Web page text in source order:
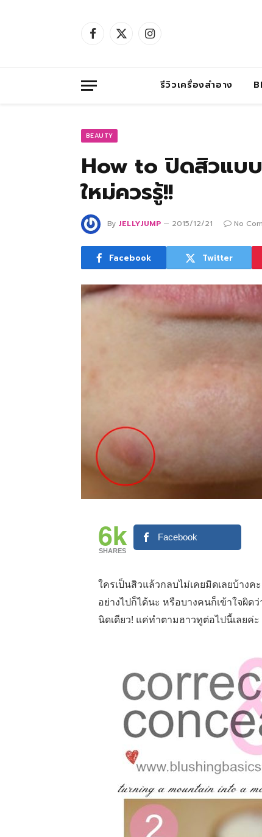
Facebook
X
Instagram
รีวิวเครื่องสำอาง
BEAUTY
How to ปิดสิวแบ
ใหม่ควรรู้!!
By JELLYJUMP 2015/12/21 No
Facebook Twitter
6k
SHARES
Facebook
ใครเป็นสิวแล้วกลบไม่เคยมิดเลยบ้าง
อย่างไปก็ได้นะ หรือบางคนก็เข้าใจผิด
นิดเดียว! แค่ทำตามฮาวทูต่อไปนี้เลยค่ะ